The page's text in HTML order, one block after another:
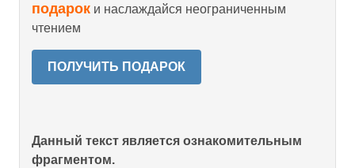
подарок и наслаждайся неограниченным
чтением
ПОЛУЧИТЬ ПОДАРОК
Данный текст является ознакомительным
фрагментом.